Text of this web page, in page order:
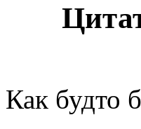
Как будто